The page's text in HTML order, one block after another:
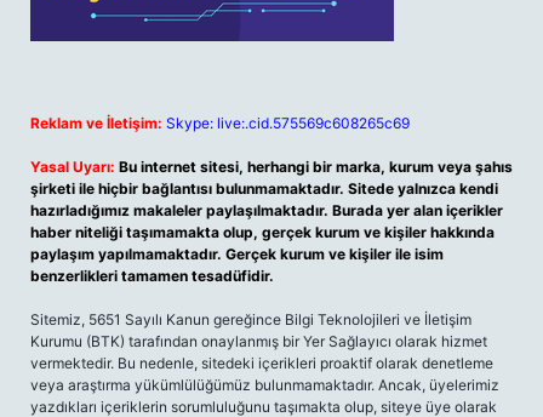
Reklam ve İletişim: Skype: live:.cid.575569c608265c69
Yasal Uyarı: Bu internet sitesi, herhangi bir marka, kurum veya şahıs
şirketi ile hiçbir bağlantısı bulunmamaktadır. Sitede yalnızca kendi
hazırladığımız makaleler paylaşılmaktadır. Burada yer alan içerikler
haber niteliği taşımamakta olup, gerçek kurum ve kişiler hakkında
paylaşım yapılmamaktadır. Gerçek kurum ve kişiler ile isim
benzerlikleri tamamen tesadüfidir.
Sitemiz, 5651 Sayılı Kanun gereğince Bilgi Teknolojileri ve İletişim
Kurumu (BTK) tarafından onaylanmış bir Yer Sağlayıcı olarak hizmet
vermektedir. Bu nedenle, sitedeki içerikleri proaktif olarak denetleme
veya araştırma yükümlülüğümüz bulunmamaktadır. Ancak, üyelerimiz
yazdıkları içeriklerin sorumluluğunu taşımakta olup, siteye üye olarak